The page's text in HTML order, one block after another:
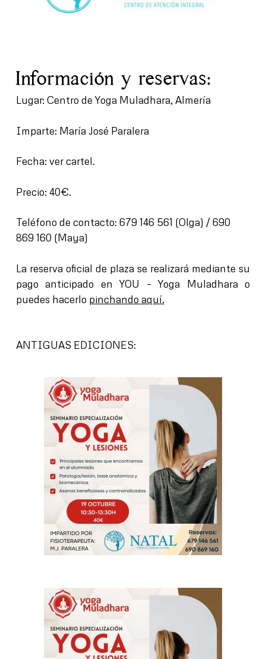
Información y reservas:
Lugar: Centro de Yoga Muladhara, Almería
Imparte: María José Paralera
Fecha: ver cartel.
Precio: 40€.
Teléfono de contacto: 679 146 561 (Olga) / 690
869 160 (Maya)
La reserva oficial de plaza se realizará mediante su
pago anticipado en YOU – Yoga Muladhara o
puedes hacerlo pinchando aquí.
ANTIGUAS EDICIONES: